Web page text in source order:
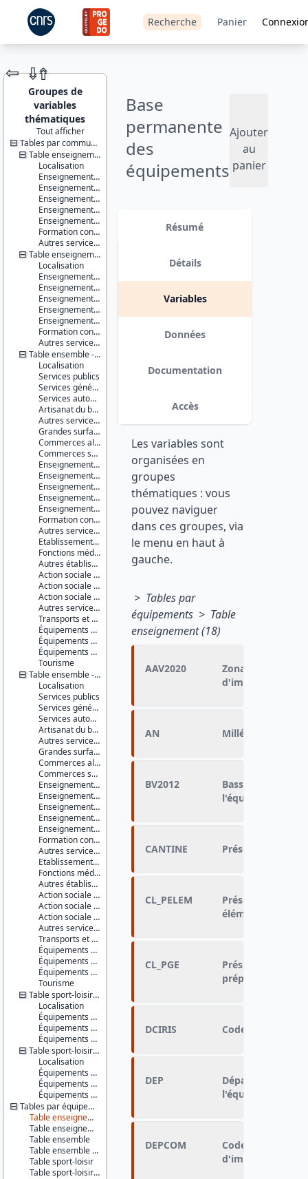
Recherche Panier
JEU DE
DONNÉES
Base
permanente
des
équipements
Ajouter
au
panier
⇦ ⇮⇮
Groupes de
variables
thématiques
Tout afficher
Tables par communes ou IRIS
Table enseignement - communes
Localisation
Enseignement du premier degré
Enseignement du second degré premier cycle
Enseignement du second degré second cycle
Enseignement supérieur non universitaire
Enseignement supérieur universitaire
Formation continue
Autres services de l'éducation
Table enseignement - IRIS
Localisation
Enseignement du premier degré
Enseignement du second degré premier cycle
Enseignement du second degré second cycle
Enseignement supérieur non universitaire
Enseignement supérieur universitaire
Formation continue
Autres services de l'éducation
Table ensemble - communes
Localisation
Services publics
Services généraux
Services automobiles
Artisanat du bâtiment
Autres services à la population
Grandes surfaces
Commerces alimentaires
Commerces spécialisés non alimentaires
Enseignement du premier degré
Enseignement du second degré premier cycle
Enseignement du second degré second cycle
Enseignement supérieur non universitaire
Enseignement supérieur universitaire
Formation continue
Autres services de l'éducation
Etablissements et services de santé
Fonctions médicales et para-médicales
Autres établissements et services à caractère sanitaire
Action sociale pour personnes âgées
Action sociale pour enfants en bas âge
Action sociale pour handicapés
Autres services d'action sociale
Transports et déplacements
Équipements sportifs
Équipements de loisirs
Équipements culturels et socioculturels
Tourisme
Table ensemble - IRIS
Localisation
Services publics
Services généraux
Services automobiles
Artisanat du bâtiment
Autres services à la population
Grandes surfaces
Commerces alimentaires
Commerces spécialisés non alimentaires
Enseignement du premier degré
Enseignement du second degré premier cycle
Enseignement du second degré second cycle
Enseignement supérieur non universitaire
Enseignement supérieur universitaire
Formation continue
Autres services de l'éducation
Etablissements et services de santé
Fonctions médicales et para-médicales
Autres établissements et services à caractère sanitaire
Action sociale pour personnes âgées
Action sociale pour enfants en bas âge
Action sociale pour handicapés
Autres services d'action sociale
Transports et déplacements
Équipements sportifs
Équipements de loisirs
Équipements culturels et socioculturels
Tourisme
Table sport-loisir - communes
Localisation
Équipements sportifs
Équipements de loisirs
Équipements culturels et socioculturels
Table sport-loisir - IRIS
Localisation
Équipements sportifs
Équipements de loisirs
Équipements culturels et socioculturels
Tables par équipements
Table enseignement
Table enseignement - localisation XY
Table ensemble
Table ensemble - localisation XY
Table sport-loisir
Table sport-loisir - localisation XY
Identifiants :
lil-1483
doi:10.13144/lil-
1483
Thème :
Données
localisées
Série :
Base
permanente
des
équipements
(BPE)
Couverture
géographique :
France
métropolitaine
Guadeloupe
Martinique
Guyane
La
Réunion
Mayotte
Producteur :
INSEE
Diffuseur :
Progedo-
Adisp
Résumé
Détails
Variables
Données
Documentation
Accès
Les variables sont
organisées en
groupes
thématiques : vous
pouvez naviguer
dans ces groupes, via
le menu en haut à
gauche.
> Tables par
équipements > Table
enseignement (18)
AAV2020
Zonage en aire
d'implantation
AN Millésime de la
BV2012
Bassin de vie
l'équipement
CANTINE Présence ou
CL_PELEM
Présence ou
élémentaire en
CL_PGE
Présence ou
préparatoire aux
DCIRIS Code commune
DEP
Département
l'équipement
DEPCOM
Code
d'implantation